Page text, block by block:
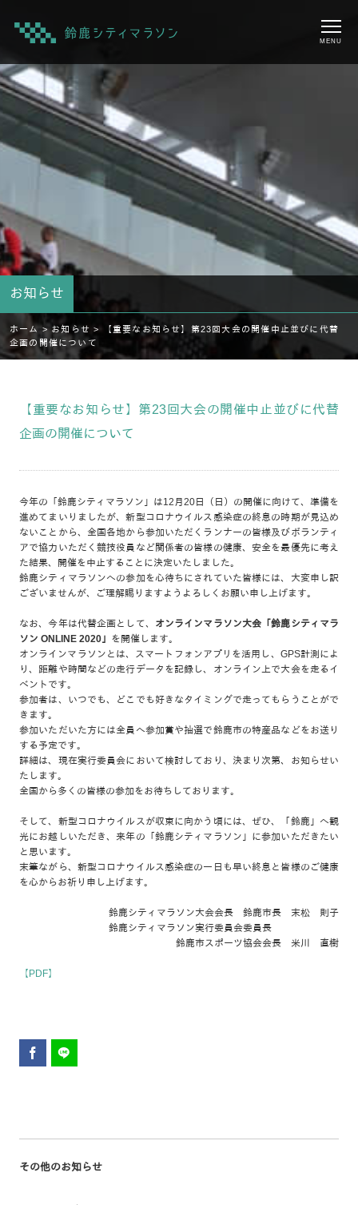
MENU
お知らせ
ホーム > お知らせ >
【重要なお知らせ】第23回大会の開催中止並びに代替
企画の開催について
【重要なお知らせ】第23回大会の開催中止並びに代替
企画の開催について
今年の「鈴鹿シティマラソン」は12月20日（日）の開催に向けて、準備を
進めてまいりましたが、新型コロナウイルス感染症の終息の時期が見込め
ないことから、全国各地から参加いただくランナーの皆様及びボランティ
アで協力いただく競技役員など関係者の皆様の健康、安全を最優先に考え
た結果、開催を中止することに決定いたしました。
鈴鹿シティマラソンへの参加を心待ちにされていた皆様には、大変申し訳
ございませんが、ご理解賜りますようよろしくお願い申し上げます。
なお、今年は代替企画として、 オンラインマラソン大会「鈴鹿シティマラ
ソン ONLINE 2020」 を開催します。
オンラインマラソンとは、スマートフォンアプリを活用し、GPS計測によ
り、距離や時間などの走行データを記録し、オンライン上で大会を走るイ
ベントです。
参加者は、いつでも、どこでも好きなタイミングで走ってもらうことがで
きます。
参加いただいた方には全員へ参加賞や抽選で鈴鹿市の特産品などをお送り
する予定です。
詳細は、現在実行委員会において検討しており、決まり次第、お知らせい
たします。
全国から多くの皆様の参加をお待ちしております。
そして、新型コロナウイルスが収束に向かう頃には、ぜひ、「鈴鹿」へ観
光にお越しいただき、来年の「鈴鹿シティマラソン」に参加いただきたい
と思います。
末筆ながら、新型コロナウイルス感染症の一日も早い終息と皆様のご健康
を心からお祈り申し上げます。
鈴鹿シティマラソン大会会長 鈴鹿市長 末松 則子
鈴鹿シティマラソン実行委員会委員長
鈴鹿市スポーツ協会会長 米川 直樹
【PDF】
その他のお知らせ